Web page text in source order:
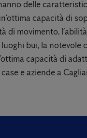
delle
capacità di
di movimento,
bui, la notevole
capacità di
e aziende a